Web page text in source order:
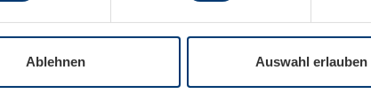
Ablehnen Auswahl erlauben